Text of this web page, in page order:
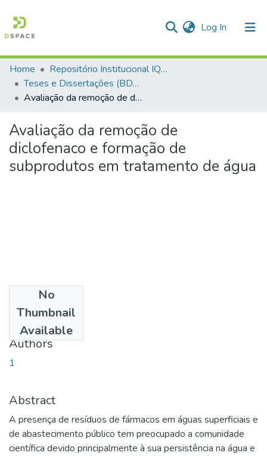
Log In (current)
Communities & Collections
All of DSpace
Statistics
Home
Repositório Institucional IQSC
Teses e Dissertações (BDTD USP)
Avaliação da remoção de diclofenaco e formação de subprodutos em tratamento de água
Avaliação da remoção de
diclofenaco e formação de
subprodutos em tratamento de água
No
Thumbnail
Available
2012-09-21
Authors
1
Abstract
A presença de resíduos de fármacos em águas superficiais e
de abastecimento público tem preocupado a comunidade
científica devido principalmente à sua persistência na água e